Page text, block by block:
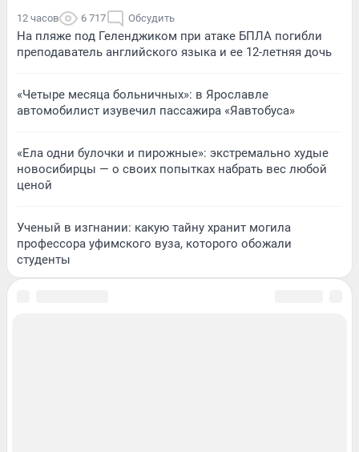
12 часов 6 717 Обсудить
На пляже под Геленджиком при атаке БПЛА погибли
преподаватель английского языка и ее 12-летняя дочь
«Четыре месяца больничных»: в Ярославле
автомобилист изувечил пассажира «Яавтобуса»
«Ела одни булочки и пирожные»: экстремально худые
новосибирцы — о своих попытках набрать вес любой
ценой
Ученый в изгнании: какую тайну хранит могила
профессора уфимского вуза, которого обожали
студенты